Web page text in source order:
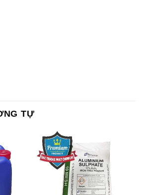
Phèn Nhôm – Al2(SO4)3 17%
Ấn Độ India